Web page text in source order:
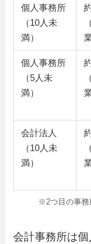
個人事務所
（10人未
満）
個人事務所
（5人未
満）
会計法人
（10人未
満）
※2つ目の事務
会計事務所は